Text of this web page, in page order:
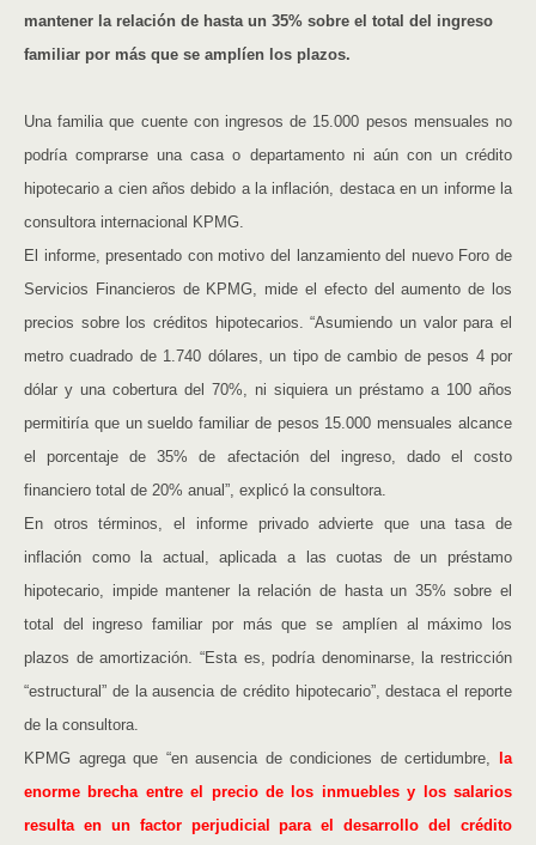
mantener la relación de hasta un 35% sobre el total del ingreso
familiar por más que se amplíen los plazos.
Una familia que cuente con ingresos de 15.000 pesos mensuales no
podría comprarse una casa o departamento ni aún con un crédito
hipotecario a cien años debido a la inflación, destaca en un informe la
consultora internacional KPMG.
El informe, presentado con motivo del lanzamiento del nuevo Foro de
Servicios Financieros de KPMG, mide el efecto del aumento de los
precios sobre los créditos hipotecarios. “Asumiendo un valor para el
metro cuadrado de 1.740 dólares, un tipo de cambio de pesos 4 por
dólar y una cobertura del 70%, ni siquiera un préstamo a 100 años
permitiría que un sueldo familiar de pesos 15.000 mensuales alcance
el porcentaje de 35% de afectación del ingreso, dado el costo
financiero total de 20% anual”, explicó la consultora.
En otros términos, el informe privado advierte que una tasa de
inflación como la actual, aplicada a las cuotas de un préstamo
hipotecario, impide mantener la relación de hasta un 35% sobre el
total del ingreso familiar por más que se amplíen al máximo los
plazos de amortización. “Esta es, podría denominarse, la restricción
“estructural” de la ausencia de crédito hipotecario”, destaca el reporte
de la consultora.
KPMG agrega que “en ausencia de condiciones de certidumbre,
la
enorme brecha entre el precio de los inmuebles y los salarios
resulta en un factor perjudicial para el desarrollo del crédito